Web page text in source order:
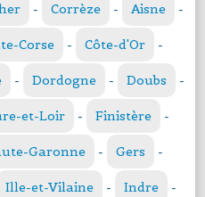
- Corrèze - Aisne -
Corse - Côte-d'Or -
- Dordogne - Doubs -
et-Loir - Finistère -
Garonne - Gers -
Ille-et-Vilaine - Indre -